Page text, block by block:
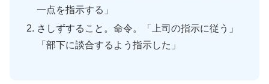
一点を指示する」
さしずすること。命令。「上司の指示に従う」
「部下に談合するよう指示した」